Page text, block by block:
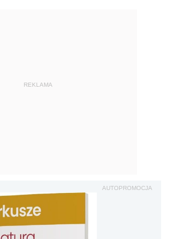
REKLAMA
AUTOPROMOCJA